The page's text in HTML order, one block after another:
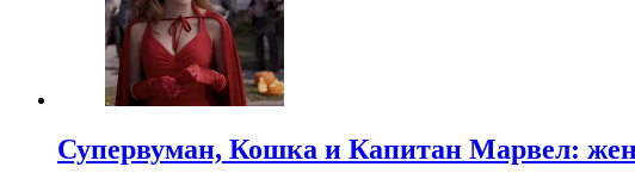
Супервуман, Кошка и Капитан Марвел: